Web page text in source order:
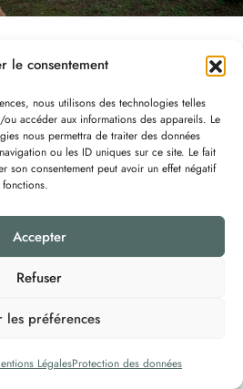
le consentement
nous utilisons des technologies telles
accéder aux informations des appareils. Le
nous permettra de traiter des données
ou les ID uniques sur ce site. Le fait
son consentement peut avoir un effet négatif
Accepter
Refuser
les préférences
LégalesProtection des données
– Tous droits réservés –Mentions Légales
–Protection des Données
:Communik & Vous